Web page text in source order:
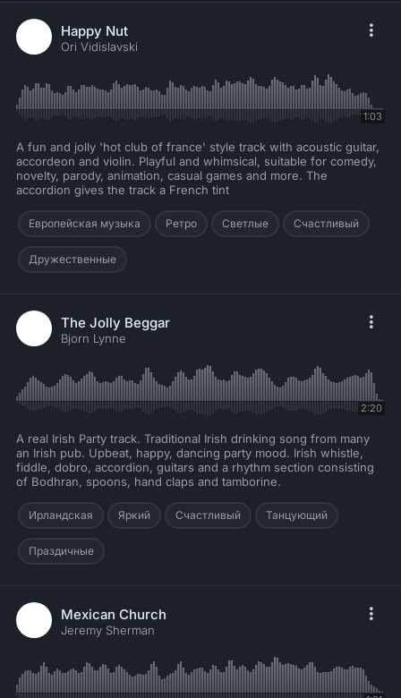
Happy Nut
Ori Vidislavski
1:03
A fun and jolly 'hot club of france' style track with acoustic guitar,
accordeon and violin. Playful and whimsical, suitable for comedy,
novelty, parody, animation, casual games and more. The
accordion gives the track a French tint
Европейская музыка Ретро Светлые Счастливый
Дружественные
The Jolly Beggar
Bjorn Lynne
2:20
A real Irish Party track. Traditional Irish drinking song from many
an Irish pub. Upbeat, happy, dancing party mood. Irish whistle,
fiddle, dobro, accordion, guitars and a rhythm section consisting
of Bodhran, spoons, hand claps and tamborine.
Ирландская Яркий Счастливый Танцующий
Праздичные
Mexican Church
Jeremy Sherman